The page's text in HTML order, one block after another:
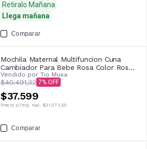
Retiralo Mañana
Llega mañana
Comparar
Mochila Maternal Multifuncion Cuna
Cambiador Para Bebe Rosa Color Rosa
Diseno de la tela Liso
Vendido por Tio Musa
$40.491,32 7
$37.599
Precio s/imp. nac. $31.073,55
Comparar